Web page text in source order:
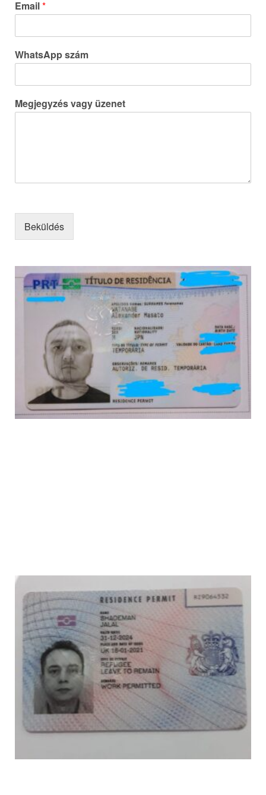
Email*
WhatsApp szám
Megjegyzés vagy üzenet
Beküldés